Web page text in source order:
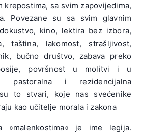
krepostima, sa svim zapovijedima,
Povezane su sa svim glavnim
kino, lektira bez izbora,
taština, lakomost, strašljivost,
bučno društvo, zabava preko
površnost u molitvi i u
pastoralna i rezidencijalna
to stvari, koje nas svećenike
kao učitelje morala i zakona
»malenkostima« je ime legija.